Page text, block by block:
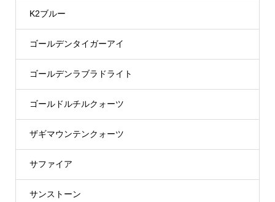
K2ブルー
ゴールデンタイガーアイ
ゴールデンラブラドライト
ゴールドルチルクォーツ
ザギマウンテンクォーツ
サファイア
サンストーン